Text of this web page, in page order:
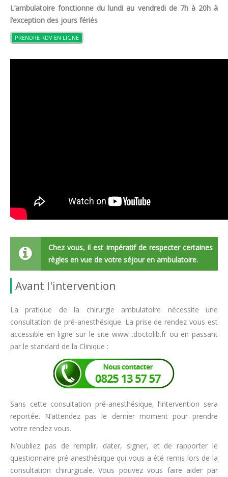
L’ambulatoire fonctionne du lundi au vendredi de 7h à 20h à
l’exception des jours fériés
PRENDRE RDV EN LIGNE
Chez vous, il est impératif de respecter certaines
règles en vue de votre séjour en ambulatoire.
Avant l'intervention
La pratique de la chirurgie ambulatoire nécessite une
consultation de pré-anesthésique. La prise de rendez vous est
accessible en ligne sur le site www .doctolib.fr ou en passant
par le standard de la Clinique :
Sans cette consultation pré-anesthésique, l’intervention sera
reportée. N’attendez pas le dernier moment pour prendre
votre rendez vous.
N’oubliez pas de remplir, dater, signer, et de rapporter le
questionnaire pré-anesthésique qui vous a été remis lors de la
consultation chirurgicale. Vous pouvez vous faire aider par